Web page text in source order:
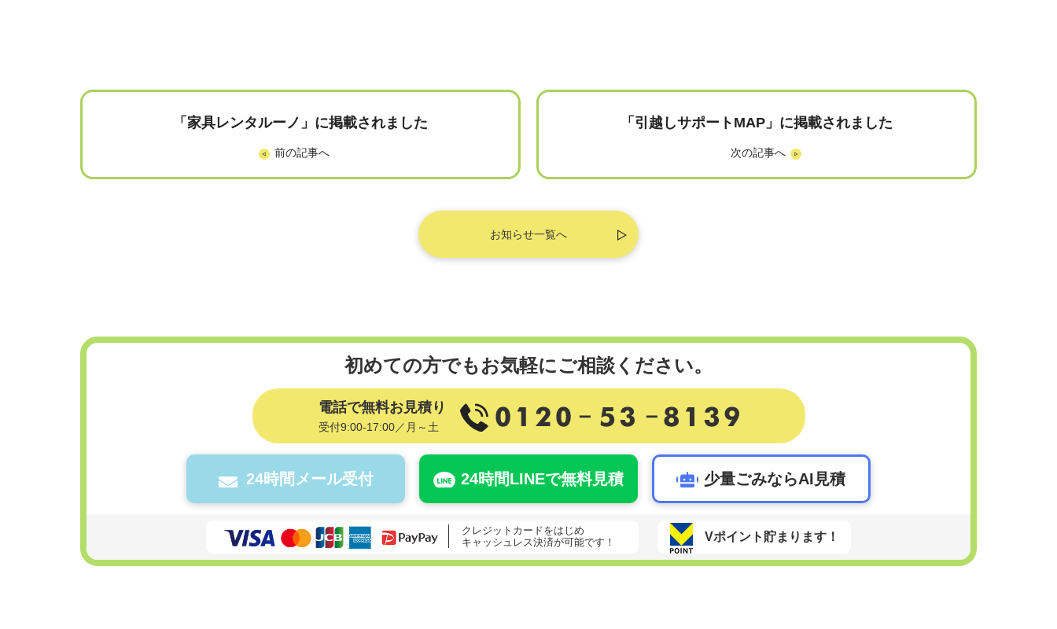
「家具レンタルーノ」に掲載されました 「引越しサポートMAP」に掲載されました
お知らせ一覧へ
初めての方でもお気軽にご相談ください。
電話で無料お見積り
受付9:00-17:00／月～土
24時間メール受付 24時間LINEで無料見積 少量ごみならAI見積
クレジットカードをはじめ
キャッシュレス決済が可能です！
Vポイント貯まります！